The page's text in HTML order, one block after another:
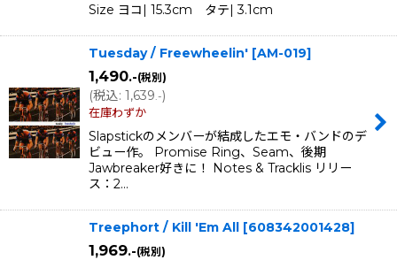
Size ヨコ| 15.3cm タテ| 3.1cm
Tuesday / Freewheelin' [AM-019]
1,490.-(税別)
(税込: 1,639 .-)
在庫わずか
Slapstickのメンバーが結成したエモ・バンドのデ
ビュー作。 Promise Ring、Seam、後期
Jawbreaker好きに！ Notes & Tracklis リリー
ス：2…
Treephort / Kill 'Em All [608342001428]
1,969.-(税別)